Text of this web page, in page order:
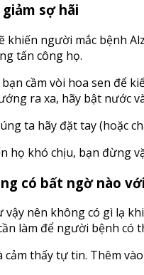
sợ hãi
khiến người mắc bệnh
tấn công họ.
cầm vòi hoa sen để
ra xa, hãy bật nước
ta hãy đặt tay (hoặc
họ khó chịu, bạn đừng
có bất ngờ nào
nên không có gì lạ
làm để người bệnh
thấy tự tin. Thêm